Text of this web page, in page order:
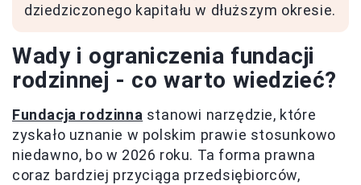
dziedziczonego kapitału w dłuższym okresie.
Wady i ograniczenia fundacji
rodzinnej - co warto wiedzieć?
Fundacja rodzinna stanowi narzędzie, które
zyskało uznanie w polskim prawie stosunkowo
niedawno, bo w 2026 roku. Ta forma prawna
coraz bardziej przyciąga przedsiębiorców,